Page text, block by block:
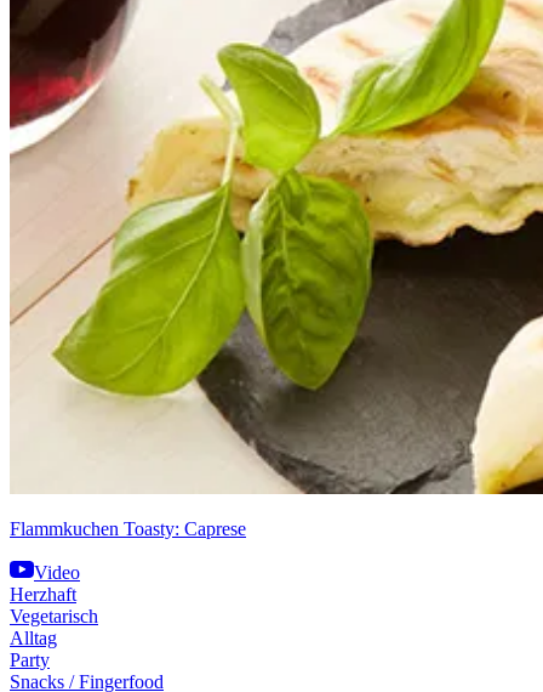
Flammkuchen Toasty: Caprese
Video
Herzhaft
Vegetarisch
Alltag
Party
Snacks / Fingerfood